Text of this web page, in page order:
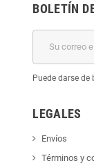
BOLETÍN
Puede darse
LEGALES
Envíos
Términos y